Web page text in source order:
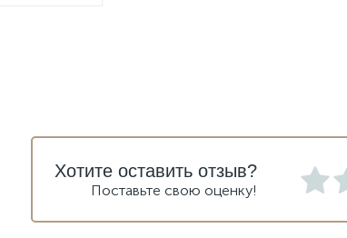
Хотите оставить отзыв?
Поставьте свою оценку!